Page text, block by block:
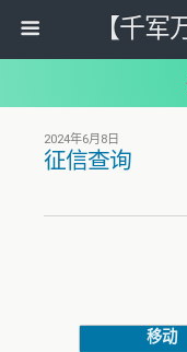
【千军
2024年6月8日
征信查询
移动